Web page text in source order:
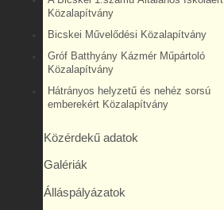
Közalapítvány
Bicskei Művelődési Közalapítvány
Gróf Batthyány Kázmér Műpártoló
Közalapítvány
Hátrányos helyzetű és nehéz sorsú
emberekért Közalapítvány
Közérdekű adatok
Galériák
Álláspályázatok